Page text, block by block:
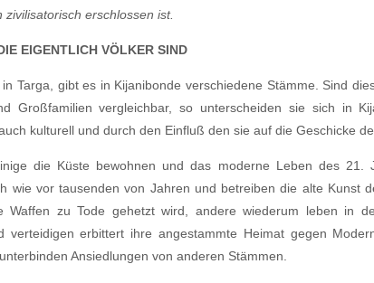
zivilisatorisch erschlossen ist.
EIGENTLICH VÖLKER SIND
Targa, gibt es in Kijanibonde verschiedene Stämme. Sind
Großfamilien vergleichbar, so unterscheiden sie sich in
kulturell und durch den Einfluß den sie auf die Geschicke
die Küste bewohnen und das moderne Leben des 21.
wie vor tausenden von Jahren und betreiben die alte Kunst
Waffen zu Tode gehetzt wird, andere wiederum leben in
verteidigen erbittert ihre angestammte Heimat gegen
Ansiedlungen von anderen Stämmen.